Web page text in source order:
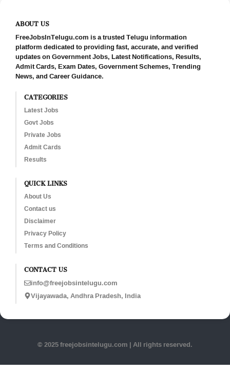
ABOUT US
FreeJobsInTelugu.com is a trusted Telugu information
platform dedicated to providing fast, accurate, and verified
updates on Government Jobs, Latest Notifications, Results,
Admit Cards, Exam Dates, Government Schemes, Trending
News, and Career Guidance.
CATEGORIES
Latest Jobs
Govt Jobs
Private Jobs
Admit Cards
Results
QUICK LINKS
About Us
Contact us
Disclaimer
Privacy Policy
Terms and Conditions
CONTACT US
info@freejobsintelugu.com
Vijayawada, Andhra Pradesh, India
© 2025 freejobsintelugu.com | All rights reserved.